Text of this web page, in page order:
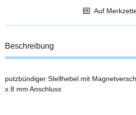
Auf
Beschreibung
putzbündiger Stellhebel mit
x 8 mm Anschluss